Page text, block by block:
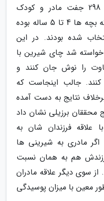
فرزند بسنجند. در این مطالعه 298 جفت مادر و کودک
برزیلی مورد بررسی قرار گرفتند که بچه ها 4 تا 5 ساله بوده
شده بودند. در این
شد چای شیرین با
را نوش جان کنند و
جالب اینجاست که
نتایج به دست آمده
محققان برزیلی نشان داد
علاقه فرزندان شان به
مادری به شیرینی ها
هم به همان نسبت
سوی دیگر علاقه مادران
معین با میزان پوسیدگی